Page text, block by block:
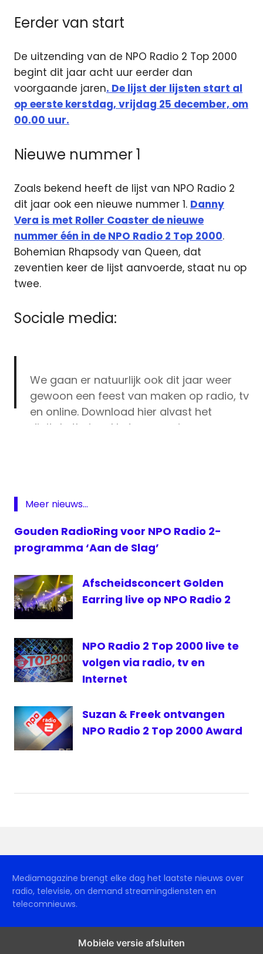
Eerder van start
De uitzending van de NPO Radio 2 Top 2000
begint dit jaar acht uur eerder dan
voorgaande jaren. De lijst der lijsten start al
op eerste kerstdag, vrijdag 25 december, om
00.00 uur.
Nieuwe nummer 1
Zoals bekend heeft de lijst van NPO Radio 2
dit jaar ook een nieuwe nummer 1. Danny
Vera is met Roller Coaster de nieuwe
nummer één in de NPO Radio 2 Top 2000.
Bohemian Rhapsody van Queen, dat
zeventien keer de lijst aanvoerde, staat nu op
twee.
Sociale media:
We gaan er natuurlijk ook dit jaar weer
gewoon een feest van maken op radio, tv
en online. Download hier alvast het
digitale thuispakket om van jouw
9, 2020
Extra
Radio
2
2
top
2000
2000
Cafe
Meer nieuws...
Gouden RadioRing voor NPO Radio 2-
programma ‘Aan de Slag’
Afscheidsconcert Golden
Earring live op NPO Radio 2
NPO Radio 2 Top 2000 live te
volgen via radio, tv en
Internet
Suzan & Freek ontvangen
NPO Radio 2 Top 2000 Award
Mediamagazine brengt elke dag het laatste nieuws over
radio, televisie, on demand streamingdiensten en
telecomnieuws.
Mobiele versie afsluiten